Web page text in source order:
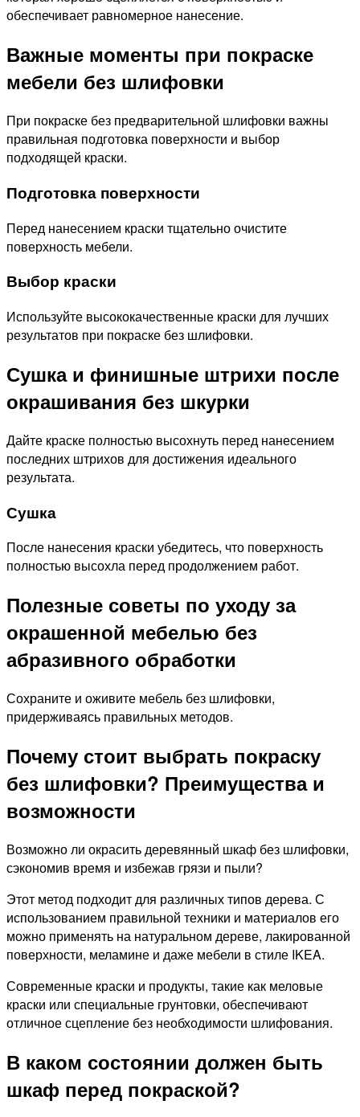
обеспечивает равномерное нанесение.
Важные моменты при покраске
мебели без шлифовки
При покраске без предварительной шлифовки важны
правильная подготовка поверхности и выбор
подходящей краски.
Подготовка поверхности
Перед нанесением краски тщательно очистите
поверхность мебели.
Выбор краски
Используйте высококачественные краски для лучших
результатов при покраске без шлифовки.
Сушка и финишные штрихи после
окрашивания без шкурки
Дайте краске полностью высохнуть перед нанесением
последних штрихов для достижения идеального
результата.
Сушка
После нанесения краски убедитесь, что поверхность
полностью высохла перед продолжением работ.
Полезные советы по уходу за
окрашенной мебелью без
абразивного обработки
Сохраните и оживите мебель без шлифовки,
придерживаясь правильных методов.
Почему стоит выбрать покраску
без шлифовки? Преимущества и
возможности
Возможно ли окрасить деревянный шкаф без шлифовки,
сэкономив время и избежав грязи и пыли?
Этот метод подходит для различных типов дерева. С
использованием правильной техники и материалов его
можно применять на натуральном дереве, лакированной
поверхности, меламине и даже мебели в стиле IKEA.
Современные краски и продукты, такие как меловые
краски или специальные грунтовки, обеспечивают
отличное сцепление без необходимости шлифования.
В каком состоянии должен быть
шкаф перед покраской?